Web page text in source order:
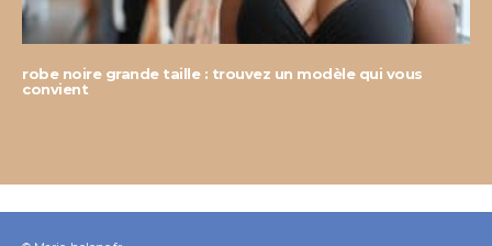
robe noire grande taille : trouvez un modèle qui vous
convient